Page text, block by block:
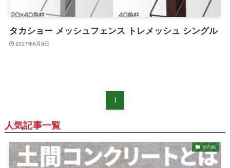
タカショー メッシュフェンス トレメッシュ シングル
2017年6月9日
1
人気記事一覧
その他